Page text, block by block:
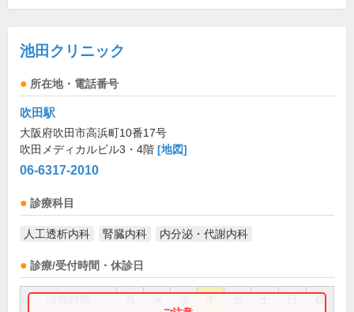
池田クリニック
所在地・電話番号
吹田駅
大阪府吹田市高浜町10番17号
吹田メディカルビル3・4階 [地図]
06-6317-2010
診療科目
人工透析内科 腎臓内科 内分泌・代謝内科
診療/受付時間・休診日
祝